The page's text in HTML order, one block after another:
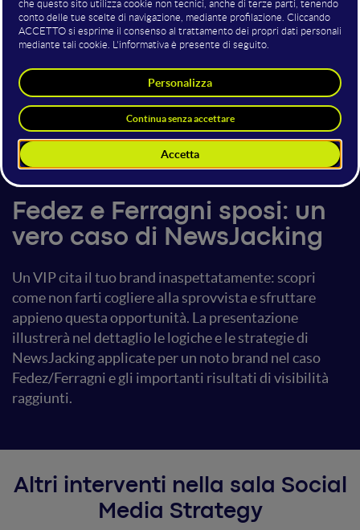
COO
Madcrumbs
23 giugno 2017 14:50 - 15:30
Social Media Strategy
Fedez e Ferragni sposi: un
vero caso di NewsJacking
Un VIP cita il tuo brand inaspettatamente: scopri
come non farti cogliere alla sprovvista e sfruttare
appieno questa opportunità. La presentazione
illustrerà nel dettaglio le logiche e le strategie di
NewsJacking applicate per un noto brand nel caso
Fedez/Ferragni e gli importanti risultati di visibilità
raggiunti.
Altri interventi nella sala Social
Media Strategy